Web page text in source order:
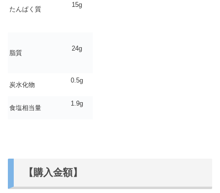
たんぱく質
15g
脂質
24g
炭水化物
0.5g
食塩相当量
1.9g
【購入金額】